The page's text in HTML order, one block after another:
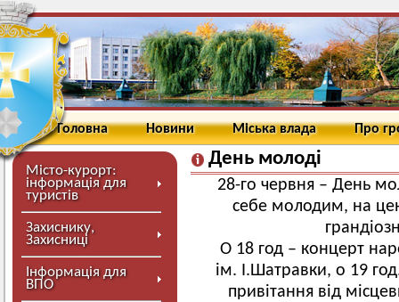
Головна Новини Міська влада Про
Місто-курорт:
інформація для
туристів
Захиснику,
Захисниці
Інформація для
ВПО
День молоді
28-го червня – День
себе молодим, на
О 18 год – концерт
ім. І.Шатравки, о 19
привітання від